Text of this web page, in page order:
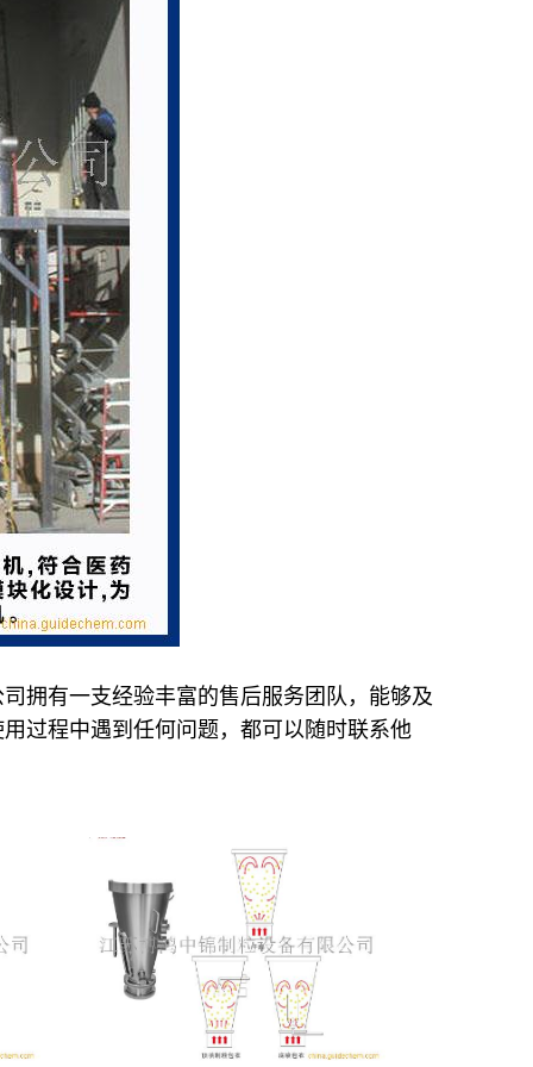
拥有一支经验丰富的售后服务团队，能够及
过程中遇到任何问题，都可以随时联系他